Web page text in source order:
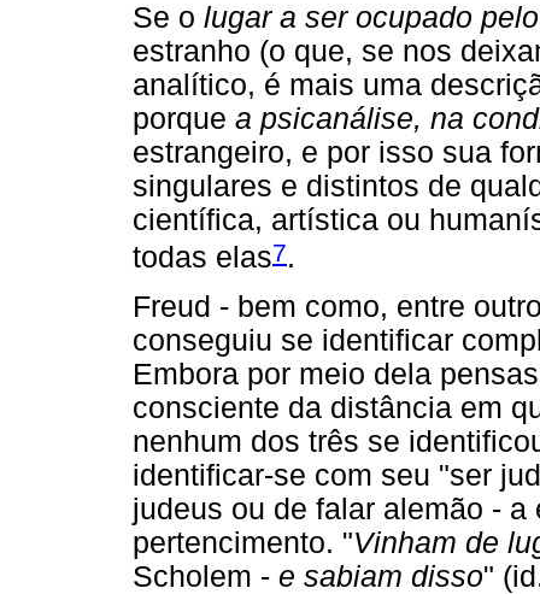
Se o lugar a ser ocupado
estranho (o que, se nos
analítico, é mais uma
porque a psicanálise, na
estrangeiro, e por isso sua
singulares e distintos de
científica, artística ou
todas elas7.
Freud - bem como, entre
conseguiu se identificar
Embora por meio dela
consciente da distância em
nenhum dos três se
identificar-se com seu "ser
judeus ou de falar alemão -
pertencimento. "Vinham de
Scholem - e sabiam disso"